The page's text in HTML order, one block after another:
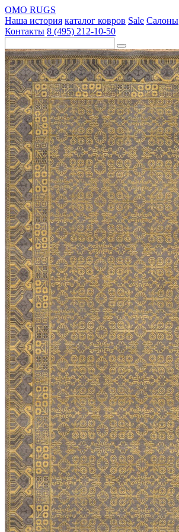
OMO RUGS
Наша история каталог ковров Sale Салоны
Контакты 8 (495) 212-10-50